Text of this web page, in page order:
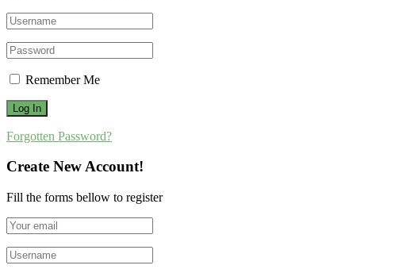
Remember Me
Forgotten Password?
Create New Account!
Fill the forms bellow to register